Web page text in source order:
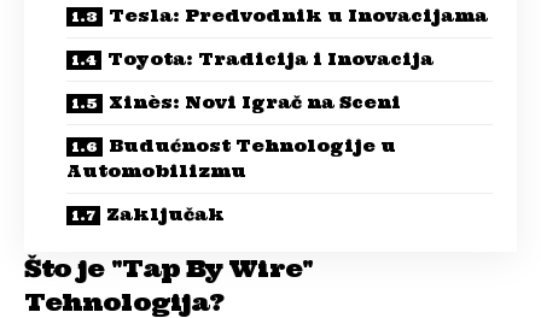
Tesla: Predvodnik u Inovacijama
Toyota: Tradicija i Inovacija
Xinès: Novi Igrač na Sceni
Budućnost Tehnologije u
Automobilizmu
Zaključak
Što je "Tap By Wire"
Tehnologija?